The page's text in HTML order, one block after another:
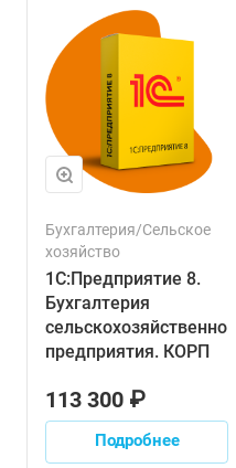
Бухгалтерия/Сельское
хозяйство
1С:Предприятие 8.
Бухгалтерия
сельскохозяйственного
предприятия. КОРП
113 300 ₽
Подробнее